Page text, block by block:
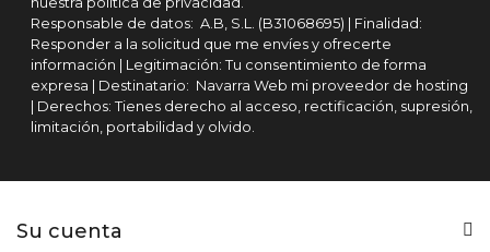
Responsable de datos: A.B, S.L. (B31068695) | Finalidad:
Responder a la solicitud que me envíes y ofrecerte
información | Legitimación: Tu consentimiento de forma
expresa | Destinatario: Navarra Web mi proveedor de hosting
| Derechos: Tienes derecho al acceso, rectificación, supresión,
limitación, portabilidad y olvido.
Su cuenta